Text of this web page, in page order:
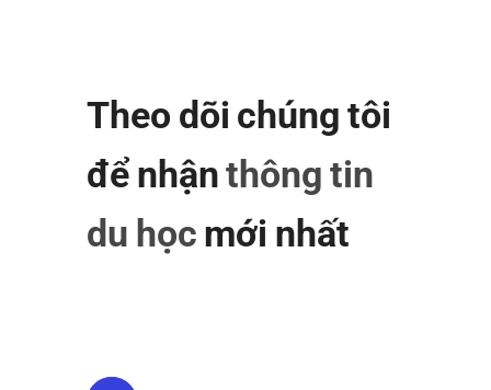
Theo dõi chúng tôi
để nhậnthông tin
du học mới nhất